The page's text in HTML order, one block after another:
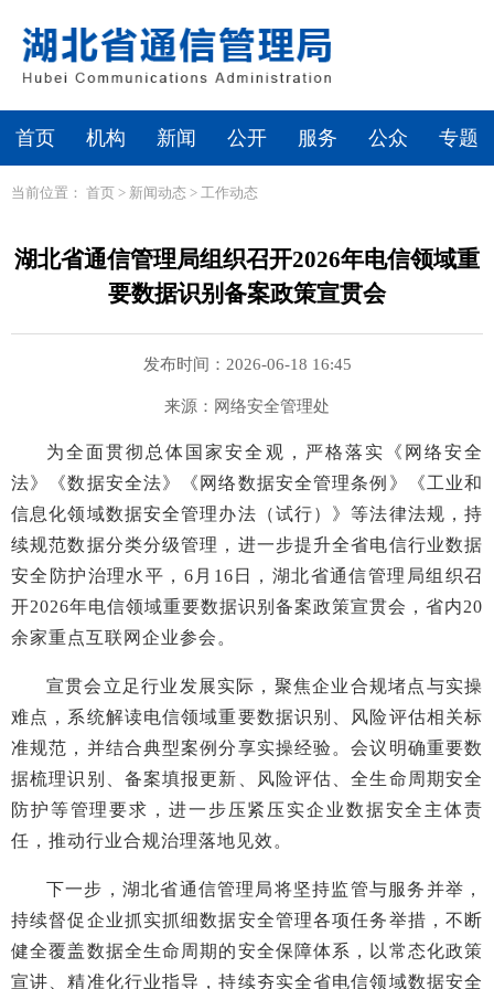
首页 机构 新闻 公开 服务 公众 专题
当前位置： 首页 > 新闻动态 > 工作动态
湖北省通信管理局组织召开2026年电信领域重
要数据识别备案政策宣贯会
发布时间：2026-06-18 16:45
来源：网络安全管理处
为全面贯彻总体国家安全观，严格落实《网络安全
法》《数据安全法》《网络数据安全管理条例》《工业和
信息化领域数据安全管理办法（试行）》等法律法规，持
续规范数据分类分级管理，进一步提升全省电信行业数据
安全防护治理水平，6月16日，湖北省通信管理局组织召
开2026年电信领域重要数据识别备案政策宣贯会，省内20
余家重点互联网企业参会。
宣贯会立足行业发展实际，聚焦企业合规堵点与实操
难点，系统解读电信领域重要数据识别、风险评估相关标
准规范，并结合典型案例分享实操经验。会议明确重要数
据梳理识别、备案填报更新、风险评估、全生命周期安全
防护等管理要求，进一步压紧压实企业数据安全主体责
任，推动行业合规治理落地见效。
下一步，湖北省通信管理局将坚持监管与服务并举，
持续督促企业抓实抓细数据安全管理各项任务举措，不断
健全覆盖数据全生命周期的安全保障体系，以常态化政策
宣讲、精准化行业指导，持续夯实全省电信领域数据安全